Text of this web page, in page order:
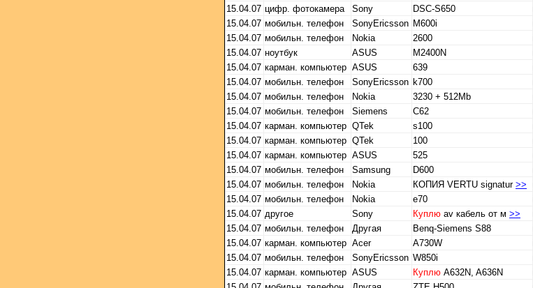
15.04.07 цифр. фотокамера Sony DSC-S650
15.04.07 мобильн. телефон SonyEricsson M600i
15.04.07 мобильн. телефон Nokia 2600
15.04.07 ноутбук ASUS M2400N
15.04.07 карман. компьютер ASUS 639
15.04.07 мобильн. телефон SonyEricsson k700
15.04.07 мобильн. телефон Nokia 3230 + 512Mb
15.04.07 мобильн. телефон Siemens С62
15.04.07 карман. компьютер QTek s100
15.04.07 карман. компьютер QTek 100
15.04.07 карман. компьютер ASUS 525
15.04.07 мобильн. телефон Samsung D600
15.04.07 мобильн. телефон Nokia КОПИЯ VERTU signatur >>
15.04.07 мобильн. телефон Nokia e70
15.04.07 другое Sony Куплю av кабель от м >>
15.04.07 мобильн. телефон Другая Benq-Siemens S88
15.04.07 карман. компьютер Acer A730W
15.04.07 мобильн. телефон SonyEricsson W850i
15.04.07 карман. компьютер ASUS Куплю A632N, A636N